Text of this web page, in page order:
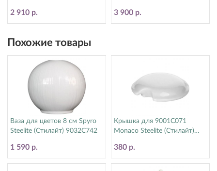
2 910 р. 3 900 р.
Похожие товары
Ваза для цветов 8 см Spyro
Steelite (Стилайт) 9032C742
1 590 р.
Крышка для 9001C071
Monaco Steelite (Стилайт)
380 р.